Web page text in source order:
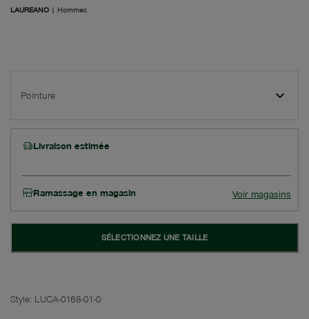
LAUREANO | Hommes
Pointure
Livraison estimée
Ramassage en magasin Voir magasins
SÉLECTIONNEZ UNE TAILLE
Style: LUCA-0168-01-0